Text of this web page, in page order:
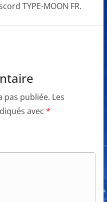
TYPE-MOON FR.
pas publiée. Les
avec *